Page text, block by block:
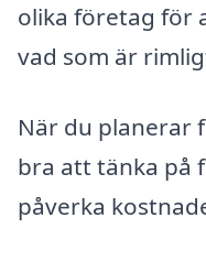
olika företag för
vad som är
När du planerar
bra att tänka på
påverka